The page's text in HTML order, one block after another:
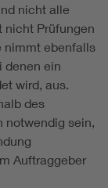
nicht alle
nicht Prüfungen
nimmt ebenfalls
denen ein
wird, aus.
des
sein,
Auftraggeber